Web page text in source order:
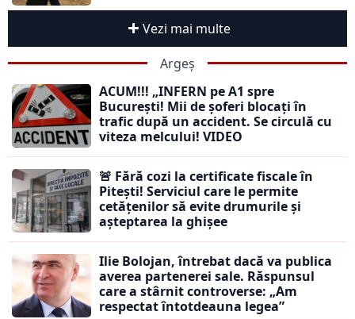
Vezi mai multe
Argeș
ACUM!!! „INFERN pe A1 spre
București! Mii de șoferi blocați în
trafic după un accident. Se circulă cu
viteza melcului! VIDEO
🚨 Fără cozi la certificate fiscale în
Pitești! Serviciul care le permite
cetățenilor să evite drumurile și
așteptarea la ghișee
Ilie Bolojan, întrebat dacă va publica
averea partenerei sale. Răspunsul
care a stârnit controverse: „Am
respectat întotdeauna legea”